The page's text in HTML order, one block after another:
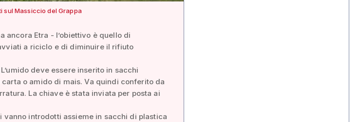
sul Massiccio del Grappa
ancora Etra - l’obiettivo è quello di
a riciclo e di diminuire il rifiuto
deve essere inserito in sacchi
o amido di mais. Va quindi conferito da
La chiave è stata inviata per posta ai
vanno introdotti assieme in sacchi di plastica